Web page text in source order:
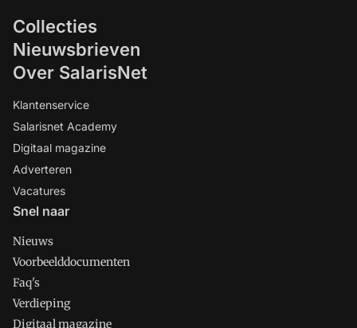
Collecties
Nieuwsbrieven
Over SalarisNet
Klantenservice
Salarisnet Academy
Digitaal magazine
Adverteren
Vacatures
Snel naar
Nieuws
Voorbeelddocumenten
Faq's
Verdieping
Digitaal magazine